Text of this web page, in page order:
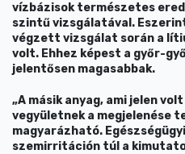
vízbázisok természetes
szintű vizsgálatával.
végzett vizsgálat során a
volt. Ehhez képest a győr-
jelentősen magasabbak.
„A másik anyag, ami jelen
vegyületnek a megjelenése
magyarázható.
szemirritáción túl a